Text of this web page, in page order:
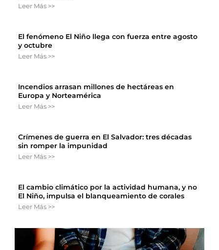
Leer Más >>
El fenómeno El Niño llega con fuerza entre agosto
y octubre
Leer Más >>
Incendios arrasan millones de hectáreas en
Europa y Norteamérica
Leer Más >>
Crímenes de guerra en El Salvador: tres décadas
sin romper la impunidad
Leer Más >>
El cambio climático por la actividad humana, y no
El Niño, impulsa el blanqueamiento de corales
Leer Más >>